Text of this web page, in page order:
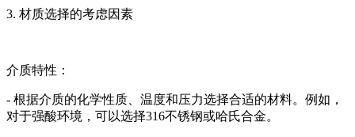
3. 材质选择的考虑因素
介质特性：
- 根据介质的化学性质、温度和压力选择合适的材料。例如，
对于强酸环境，可以选择316不锈钢或哈氏合金。